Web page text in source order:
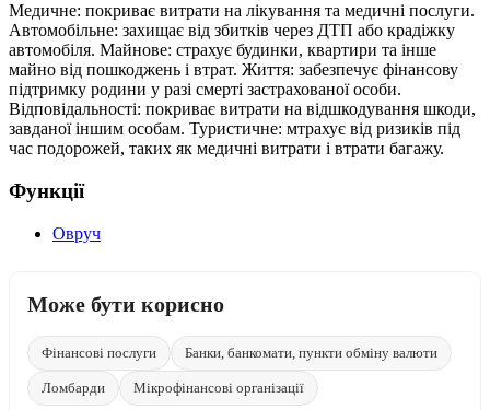
Медичне: покриває витрати на лікування та медичні послуги.
Автомобільне: захищає від збитків через ДТП або крадіжку
автомобіля. Майнове: страхує будинки, квартири та інше
майно від пошкоджень і втрат. Життя: забезпечує фінансову
підтримку родини у разі смерті застрахованої особи.
Відповідальності: покриває витрати на відшкодування шкоди,
завданої іншим особам. Туристичне: мтрахує від ризиків під
час подорожей, таких як медичні витрати і втрати багажу.
Функції
Овруч
Може бути корисно
Фінансові послуги Банки, банкомати, пункти обміну валюти
Ломбарди Мікрофінансові організації